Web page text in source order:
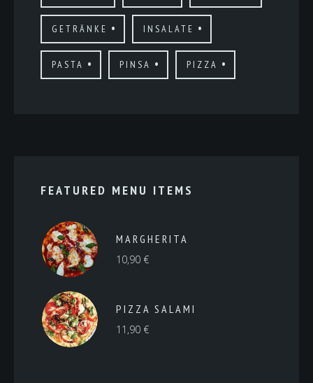
GETRÄNKE INSALATE
PASTA PINSA PIZZA
FEATURED MENU ITEMS
MARGHERITA
10,90 €
PIZZA SALAMI
11,90 €